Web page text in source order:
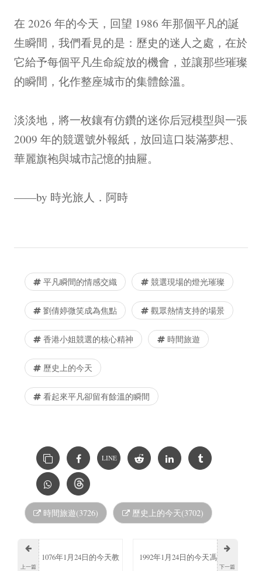
在 2026 年的今天，回望 1986 年那個平凡的誕
生瞬間，我們看見的是：歷史的迷人之處，在於
它給予每個平凡生命綻放的機會，並讓那些璀璨
的瞬間，化作整座城市的集體餘溫。
淡淡地，將一枚鑲有仿鑽的迷你后冠模型與一張
2009 年的競選號外報紙，放回這口裝滿夢想、
華麗旗袍與城市記憶的抽屜。
——by 時光旅人．阿時
平凡瞬間的情感交織 競選現場的燈光璀璨
劉倩婷微笑成為焦點 觀眾熱情支持的場景
香港小姐競選的核心精神 時間旅遊
歷史上的今天
看起來平凡卻留有餘溫的瞬間
LINE
時間旅遊(3726) 歷史上的今天(3702)
上一篇
1076年1月24日的今天教
下一篇
1992年1月24日的今天馮